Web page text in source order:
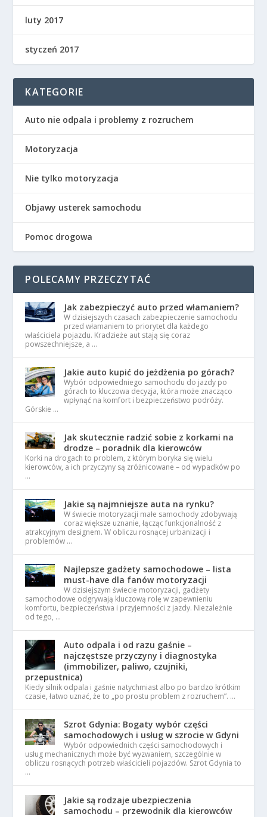
luty 2017
styczeń 2017
KATEGORIE
Auto nie odpala i problemy z rozruchem
Motoryzacja
Nie tylko motoryzacja
Objawy usterek samochodu
Pomoc drogowa
POLECAMY PRZECZYTAĆ
Jak zabezpieczyć auto przed włamaniem?
W dzisiejszych czasach zabezpieczenie samochodu
przed włamaniem to priorytet dla każdego
właściciela pojazdu. Kradzieże aut stają się coraz
powszechniejsze, a …
Jakie auto kupić do jeżdżenia po górach?
Wybór odpowiedniego samochodu do jazdy po
górach to kluczowa decyzja, która może znacząco
wpłynąć na komfort i bezpieczeństwo podróży.
Górskie …
Jak skutecznie radzić sobie z korkami na
drodze – poradnik dla kierowców
Korki na drogach to problem, z którym boryka się wielu
kierowców, a ich przyczyny są zróżnicowane – od wypadków po
…
Jakie są najmniejsze auta na rynku?
W świecie motoryzacji małe samochody zdobywają
coraz większe uznanie, łącząc funkcjonalność z
atrakcyjnym designem. W obliczu rosnącej urbanizacji i
problemów …
Najlepsze gadżety samochodowe – lista
must-have dla fanów motoryzacji
W dzisiejszym świecie motoryzacji, gadżety
samochodowe odgrywają kluczową rolę w zapewnieniu
komfortu, bezpieczeństwa i przyjemności z jazdy. Niezależnie
od tego, …
Auto odpala i od razu gaśnie –
najczęstsze przyczyny i diagnostyka
(immobilizer, paliwo, czujniki,
przepustnica)
Kiedy silnik odpala i gaśnie natychmiast albo po bardzo krótkim
czasie, łatwo uznać, że to „po prostu problem z rozruchem”. …
Szrot Gdynia: Bogaty wybór części
samochodowych i usług w szrocie w Gdyni
Wybór odpowiednich części samochodowych i
usług mechanicznych może być wyzwaniem, szczególnie w
obliczu rosnących potrzeb właścicieli pojazdów. Szrot Gdynia to
…
Jakie są rodzaje ubezpieczenia
samochodu – przewodnik dla kierowców